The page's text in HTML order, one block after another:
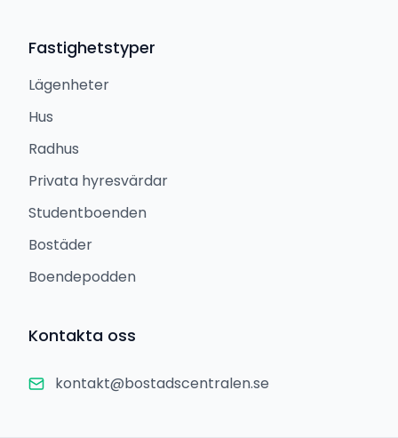
Fastighetstyper
Lägenheter
Hus
Radhus
Privata hyresvärdar
Studentboenden
Bostäder
Boendepodden
Kontakta oss
kontakt@bostadscentralen.se